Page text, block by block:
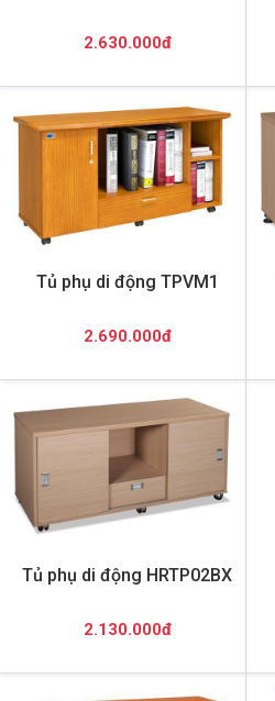
2.630.000đ
Tủ phụ di động TPVM1
2.690.000đ
Tủ phụ di động HRTP02BX
2.130.000đ